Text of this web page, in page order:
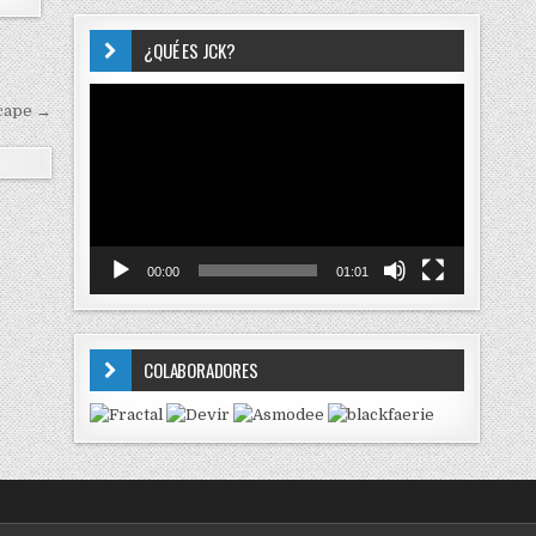
→
¿QUÉ ES JCK?
00:00 01:01
COLABORADORES